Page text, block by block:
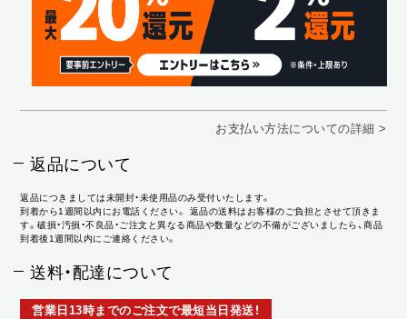
お支払い方法についての詳細 >
返品について
返品につきましては未開封・未使用品のみ受付いたします。
到着から1週間以内にお電話ください。 返品の送料はお客様のご負担とさせて頂きま
す。破損・汚損・不良品・ご注文と異なる商品や数量などの不備がございましたら、商品
到着後1週間以内にご連絡ください。
送料・配達について
営業日13時までのご注文で最短当日発送！